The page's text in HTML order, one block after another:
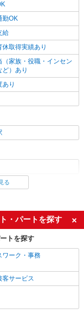
勤OK
給
休取得実績あり
（家族・役職・インセン
ど）あり
あり
二新卒歓迎
代～）活躍中
る
・パートを探す
トを探す
ワーク・事務
客サービス